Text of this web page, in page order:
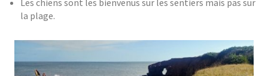
la plage.